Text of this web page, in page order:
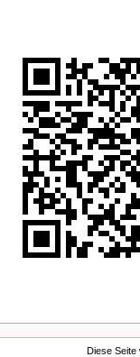
Diese Seite